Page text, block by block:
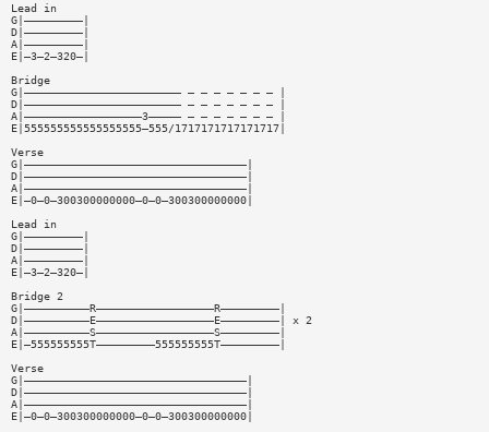
Lead in
G|—————————|
D|—————————|
A|—————————|
E|—3—2—320—|
Bridge
G|———————————————————————— — — — — — — — |
D|———————————————————————— — — — — — — — |
A|——————————————————3————— — — — — — — — |
E|555555555555555555—555/1717171717171717|
Verse
G|——————————————————————————————————|
D|——————————————————————————————————|
A|——————————————————————————————————|
E|—0—0—300300000000—0—0—300300000000|
Lead in
G|—————————|
D|—————————|
A|—————————|
E|—3—2—320—|
Bridge 2
G|——————————R——————————————————R—————————|
D|——————————E——————————————————E—————————| x 2
A|——————————S——————————————————S—————————|
E|—555555555T—————————555555555T—————————|
Verse
G|——————————————————————————————————|
D|——————————————————————————————————|
A|——————————————————————————————————|
E|—0—0—300300000000—0—0—300300000000|